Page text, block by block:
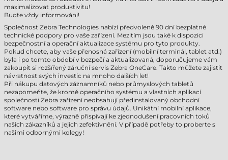
maximalizovat produktivitu!
Buďte vždy informováni!
Společnost Zebra Technologies nabízí předvoleně 90 dní bezplatné
technické podpory pro vaše zařízení. Mezitím jsou také k dispozici
bezpečnostní a operační aktualizace systému pro tyto produkty.
Pokud chcete, aby vaše přenosná zařízení (mobilní terminál, tablet atd.)
byla i po tomto období v bezpečí a aktualizovaná, doporučujeme vám
zakoupit si rozšířený záruční servis Zebra OneCare. Takto můžete zajistit
návratnost svých investic na mnoho dalších let!
Při nákupu datových záznamníků nebo průmyslových tabletů
nezapomeňte, že kromě operačního systému a vlastních aplikací
společnosti Zebra zařízení neobsahují předinstalovaný obchodní
software nebo software pro správu údajů. Unikátní mobilní aplikace,
které vytváříme, výrazně přispívají ke zjednodušení pracovních toků
našich zákazníků a jejich zefektivnění. V případě potřeby to proberte s
našimi odbornými kolegy!